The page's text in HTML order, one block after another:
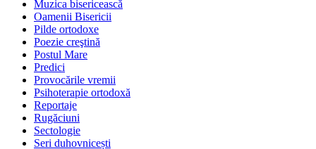
Muzica bisericească
Oamenii Bisericii
Pilde ortodoxe
Poezie creştină
Postul Mare
Predici
Provocările vremii
Psihoterapie ortodoxă
Reportaje
Rugăciuni
Sectologie
Seri duhovnicești